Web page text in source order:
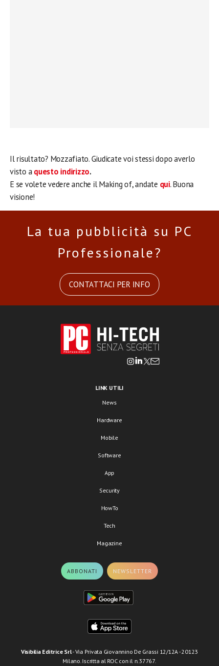
Il risultato? Mozzafiato. Giudicate voi stessi dopo averlo
visto aquesto indirizzo.
E se volete vedere anche il Making of, andate qui. Buona
visione!
La tua pubblicità su PC
Professionale?
CONTATTACI PER INFO
LINK UTILI
News
Hardware
Mobile
Software
App
Security
HowTo
Tech
Magazine
ABBONATI NEWSLETTER
Visibilia Editrice Srl- Via Privata Giovannino De Grassi 12/12A - 20123
Milano. Iscritta al ROC con il n.37767.